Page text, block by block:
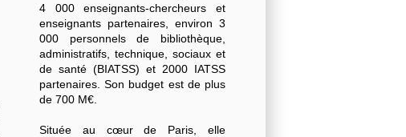
4 000 enseignants-chercheurs et
enseignants partenaires, environ 3
000 personnels de bibliothèque,
administratifs, technique, sociaux et
de santé (BIATSS) et 2000 IATSS
partenaires. Son budget est de plus
de 700 M€.
Située au cœur de Paris, elle